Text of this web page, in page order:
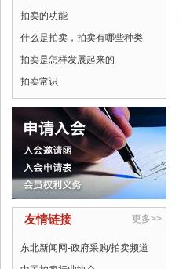
拍卖的功能
什么是拍卖，拍卖有哪些种类
拍卖是怎样发展起来的
拍卖常识
更多>>
友情链接
东北新闻网-政府采购/拍卖频道